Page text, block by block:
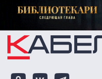
Перейти к основному